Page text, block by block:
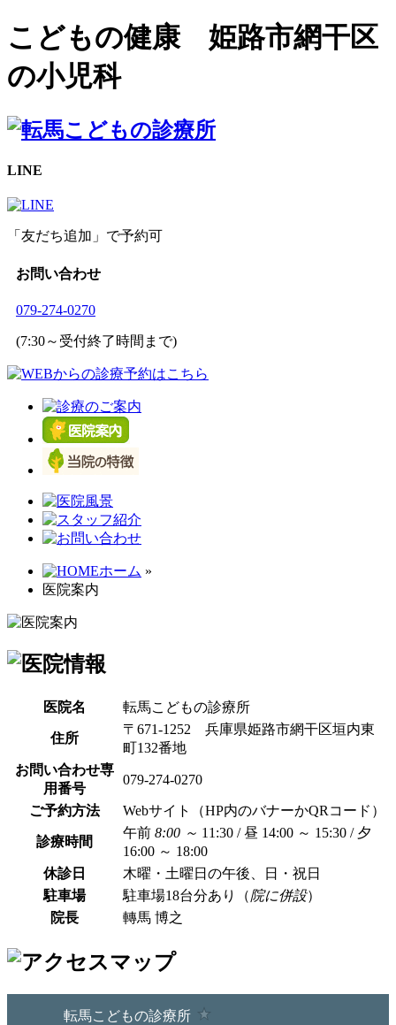
こどもの健康 姫路市網干区
の小児科
LINE
「友だち追加」で予約可
お問い合わせ
079-274-0270
(7:30～受付終了時間まで)
ホーム »
医院案内
医院名 転馬こどもの診療所
住所
〒671-1252 兵庫県姫路市網干区垣内東
町132番地
お問い合わせ専
用番号
079-274-0270
ご予約方法 Webサイト（HP内のバナーかQRコード）
診療時間
午前 8:00 ～ 11:30 / 昼 14:00 ～ 15:30 / 夕
16:00 ～ 18:00
休診日
木曜・土曜日の午後、日・祝日
駐車場
駐車場18台分あり（院に併設）
院長
轉馬 博之